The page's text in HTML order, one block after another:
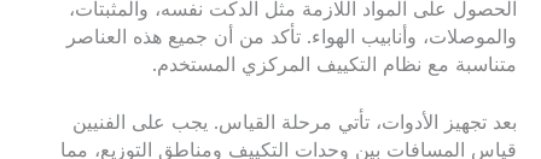
الحصول على المواد اللازمة مثل الدكت نفسه، والمثبتات،
والموصلات، وأنابيب الهواء. تأكد من أن جميع هذه العناصر
متناسبة مع نظام التكييف المركزي المستخدم.
بعد تجهيز الأدوات، تأتي مرحلة القياس. يجب على الفنيين
قياس المسافات بين وحدات التكييف ومناطق التوزيع، مما